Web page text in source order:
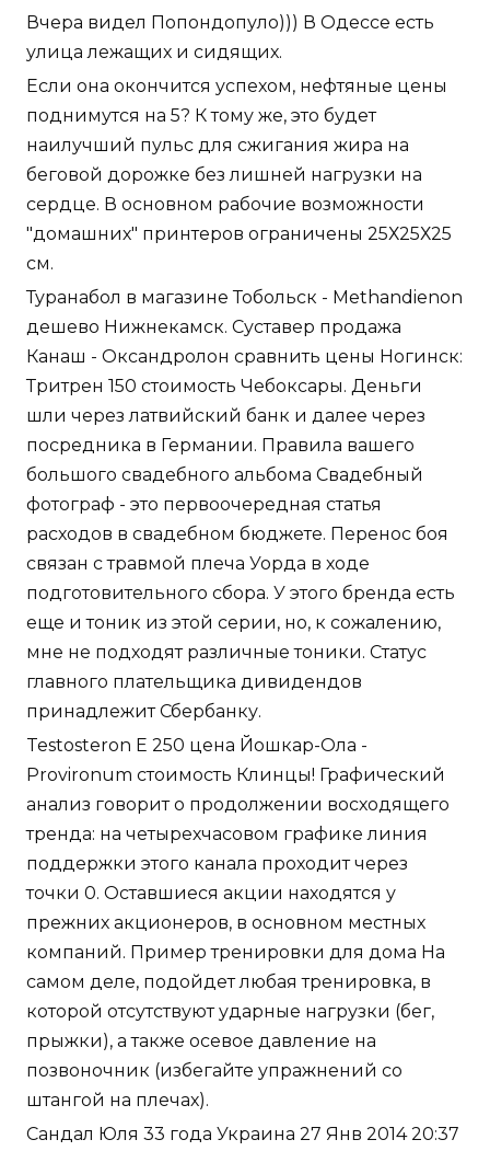
Вчера видел Попондопуло))) В Одессе есть
улица лежащих и сидящих.
Если она окончится успехом, нефтяные цены
поднимутся на 5? К тому же, это будет
наилучший пульс для сжигания жира на
беговой дорожке без лишней нагрузки на
сердце. В основном рабочие возможности
"домашних" принтеров ограничены 25Х25Х25
см.
Туранабол в магазине Тобольск - Methandienon
дешево Нижнекамск. Суставер продажа
Канаш - Оксандролон сравнить цены Ногинск:
Тритрен 150 стоимость Чебоксары. Деньги
шли через латвийский банк и далее через
посредника в Германии. Правила вашего
большого свадебного альбома Свадебный
фотограф - это первоочередная статья
расходов в свадебном бюджете. Перенос боя
связан с травмой плеча Уорда в ходе
подготовительного сбора. У этого бренда есть
еще и тоник из этой серии, но, к сожалению,
мне не подходят различные тоники. Статус
главного плательщика дивидендов
принадлежит Сбербанку.
Testosteron E 250 цена Йошкар-Ола -
Provironum стоимость Клинцы! Графический
анализ говорит о продолжении восходящего
тренда: на четырехчасовом графике линия
поддержки этого канала проходит через
точки 0. Оставшиеся акции находятся у
прежних акционеров, в основном местных
компаний. Пример тренировки для дома На
самом деле, подойдет любая тренировка, в
которой отсутствуют ударные нагрузки (бег,
прыжки), а также осевое давление на
позвоночник (избегайте упражнений со
штангой на плечах).
Сандал Юля 33 года Украина 27 Янв 2014 20:37